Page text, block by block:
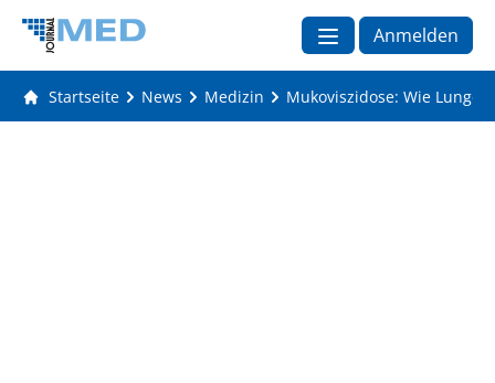
Anmelden
Startseite News Medizin Mukoviszidose: Wie